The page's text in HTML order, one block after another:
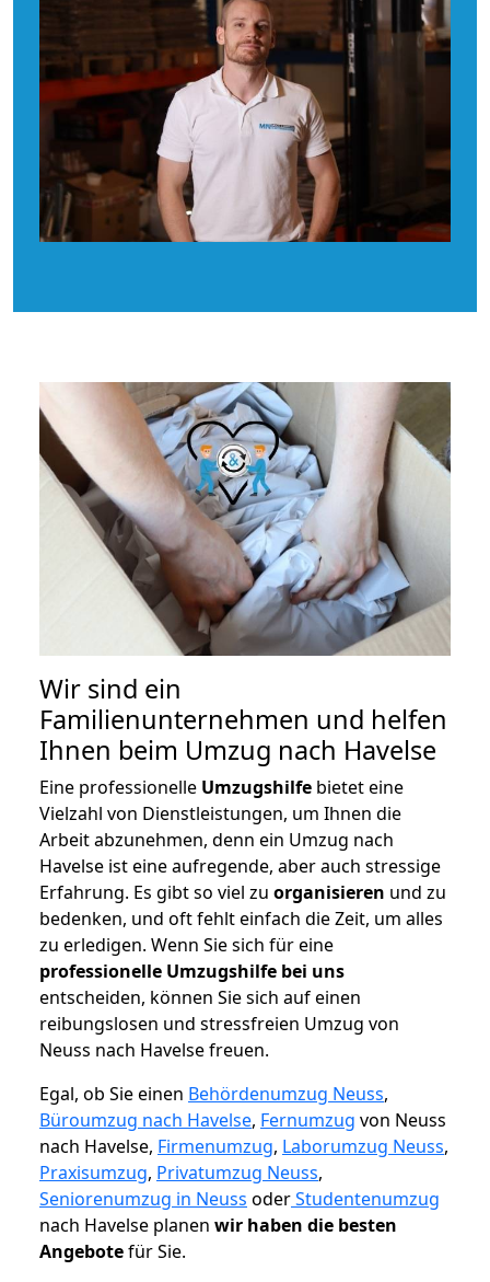
Wir sind ein
Familienunternehmen und helfen
Ihnen beim Umzug nach Havelse
Eine professionelle Umzugshilfe bietet eine
Vielzahl von Dienstleistungen, um Ihnen die
Arbeit abzunehmen, denn ein Umzug nach
Havelse ist eine aufregende, aber auch stressige
Erfahrung. Es gibt so viel zu organisieren und zu
bedenken, und oft fehlt einfach die Zeit, um alles
zu erledigen. Wenn Sie sich für eine
professionelle Umzugshilfe bei uns
entscheiden, können Sie sich auf einen
reibungslosen und stressfreien Umzug von
Neuss nach Havelse freuen.
Egal, ob Sie einen Behördenumzug Neuss,
Büroumzug nach Havelse, Fernumzug von Neuss
nach Havelse, Firmenumzug, Laborumzug Neuss,
Praxisumzug, Privatumzug Neuss,
Seniorenumzug in Neuss oderStudentenumzug
nach Havelse planen wir haben die besten
Angebotefür Sie.